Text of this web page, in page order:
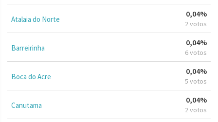
Atalaia do Norte
0,04%
2 votos
Barreirinha
0,04%
6 votos
Boca do Acre
0,04%
5 votos
Canutama
0,04%
2 votos